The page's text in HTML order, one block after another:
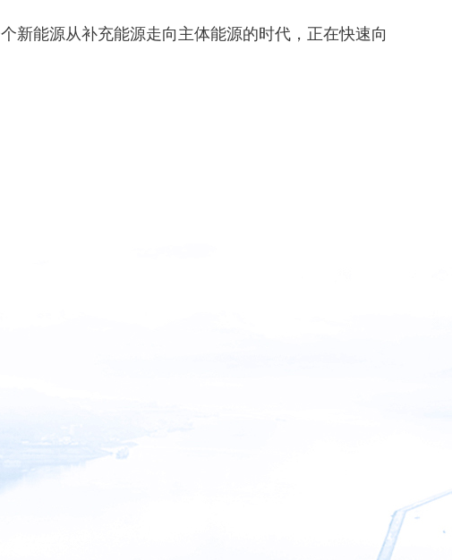
新能源从补充能源走向主体能源的时代，正在快速向